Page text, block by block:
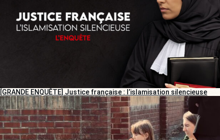
[GRANDE ENQUÊTE] Justice française : l’islamisation silencieuse